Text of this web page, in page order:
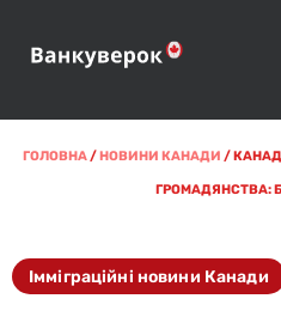
ГОЛОВНА/НОВИНИ КАНАДИ /
ГРОМАДЯНСТВА:
Імміграційні новини Канади